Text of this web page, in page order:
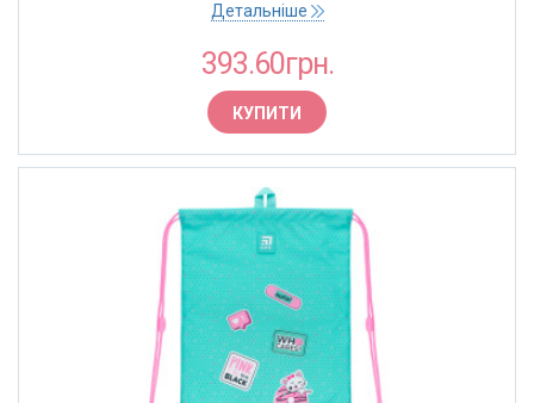
Детальніше
393.60грн.
КУПИТИ